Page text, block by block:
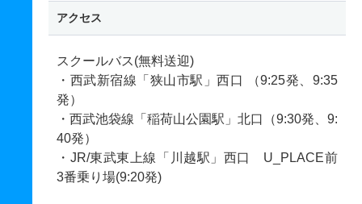
アクセス
スクールバス(無料送迎)
・西武新宿線「狭山市駅」西口 （9:25発、9:35
発）
・西武池袋線「稲荷山公園駅」北口（9:30発、9:
40発）
・JR/東武東上線「川越駅」西口 U_PLACE前
3番乗り場(9:20発)